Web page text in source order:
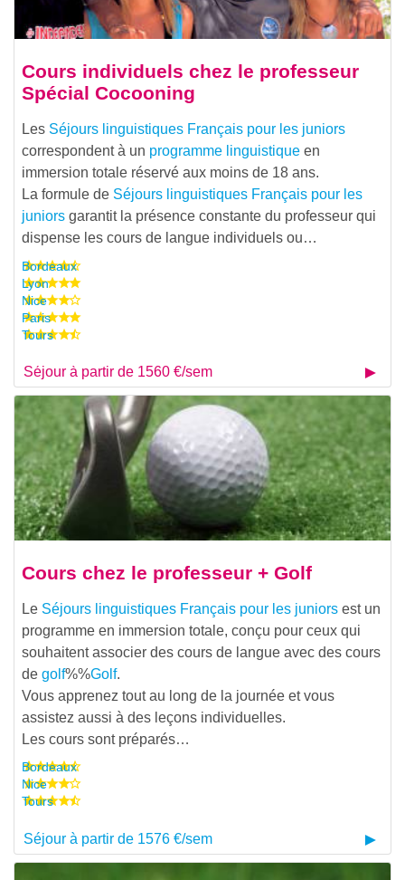
Cours individuels chez le professeur
Spécial Cocooning
Les Séjours linguistiques Français pour les juniors
correspondent à un programme linguistique en
immersion totale réservé aux moins de 18 ans.
La formule de Séjours linguistiques Français pour les
juniors garantit la présence constante du professeur qui
dispense les cours de langue individuels ou…
Bordeaux
Lyon
Nice
Paris
Tours
Séjour à partir de 1560 €/sem
Cours chez le professeur + Golf
Le Séjours linguistiques Français pour les juniors est un
programme en immersion totale, conçu pour ceux qui
souhaitent associer des cours de langue avec des cours
de golf%%Golf.
Vous apprenez tout au long de la journée et vous
assistez aussi à des leçons individuelles.
Les cours sont préparés…
Bordeaux
Nice
Tours
Séjour à partir de 1576 €/sem